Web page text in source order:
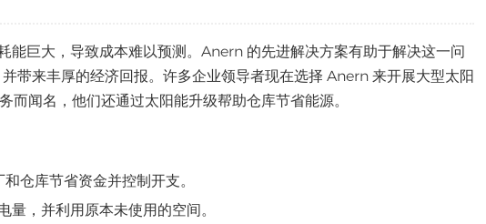
能巨大，导致成本难以预测。Anern 的先进解决方案有助于解决这一问
带来丰厚的经济回报。许多企业领导者现在选择 Anern 来开展大型太阳
闻名，他们还通过太阳能升级帮助仓库节省能源。
仓库节省资金并控制开支。
，并利用原本未使用的空间。